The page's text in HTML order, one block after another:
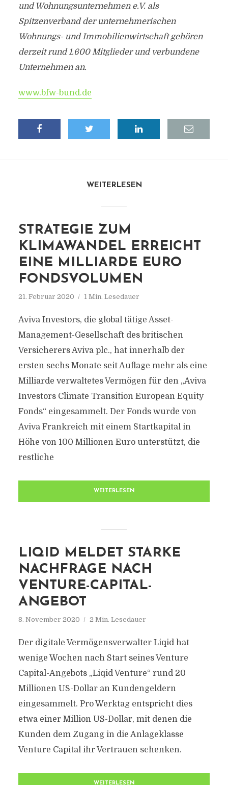
und Wohnungsunternehmen e.V. als
Spitzenverband der unternehmerischen
Wohnungs- und Immobilienwirtschaft gehören
derzeit rund 1.600 Mitglieder und verbundene
Unternehmen an.
www.bfw-bund.de
WEITERLESEN
STRATEGIE ZUM
KLIMAWANDEL ERREICHT
EINE MILLIARDE EURO
FONDSVOLUMEN
21. Februar 2020 1 Min. Lesedauer
Aviva Investors, die global tätige Asset-
Management-Gesellschaft des britischen
Versicherers Aviva plc., hat innerhalb der
ersten sechs Monate seit Auflage mehr als eine
Milliarde verwaltetes Vermögen für den „Aviva
Investors Climate Transition European Equity
Fonds“ eingesammelt. Der Fonds wurde von
Aviva Frankreich mit einem Startkapital in
Höhe von 100 Millionen Euro unterstützt, die
restliche
WEITERLESEN
LIQID MELDET STARKE
NACHFRAGE NACH
VENTURE-CAPITAL-
ANGEBOT
8. November 2020 2 Min. Lesedauer
Der digitale Vermögensverwalter Liqid hat
wenige Wochen nach Start seines Venture
Capital-Angebots „Liqid Venture“ rund 20
Millionen US-Dollar an Kundengeldern
eingesammelt. Pro Werktag entspricht dies
etwa einer Million US-Dollar, mit denen die
Kunden dem Zugang in die Anlageklasse
Venture Capital ihr Vertrauen schenken.
WEITERLESEN